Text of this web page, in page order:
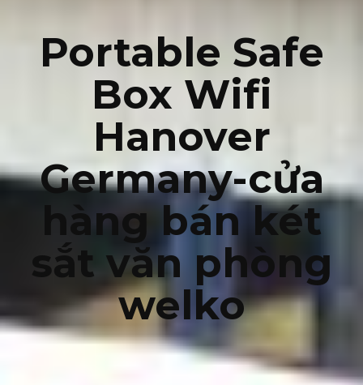
Portable Safe
Box Wifi
Hanover
Germany-cửa
hàng bán két
sắt văn phòng
welko